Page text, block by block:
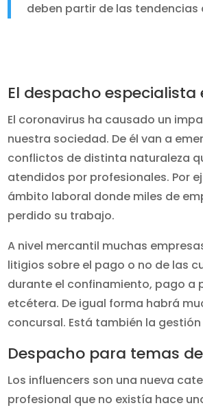
deben partir de las
El despacho especialista
El coronavirus ha causado un
nuestra sociedad. De él van a
conflictos de distinta naturaleza
atendidos por profesionales. Por
ámbito laboral donde miles de
perdido su trabajo.
A nivel mercantil muchas
litigios sobre el pago o no de las
durante el confinamiento, pago a
etcétera. De igual forma habrá
concursal. Está también la gestión
Despacho para temas
Los influencers son una nueva
profesional que no existía hace